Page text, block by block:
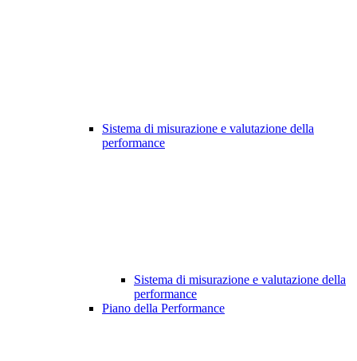
Sistema di misurazione e valutazione della
performance
Sistema di misurazione e valutazione della
performance
Piano della Performance